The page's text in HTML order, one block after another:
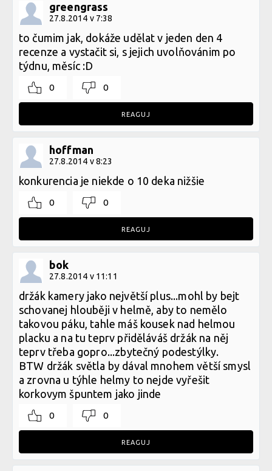
greengrass
27.8.2014 v 7:38
to čumim jak, dokáže udělat v jeden den 4
recenze a vystačit si, s jejich uvolňovánim po
týdnu, měsíc :D
0 0
REAGUJ
hoffman
27.8.2014 v 8:23
konkurencia je niekde o 10 deka nižšie
0 0
REAGUJ
bok
27.8.2014 v 11:11
držák kamery jako největší plus...mohl by bejt
schovanej hlouběji v helmě, aby to nemělo
takovou páku, tahle máš kousek nad helmou
placku a na tu teprv přiděláváš držák na něj
teprv třeba gopro...zbytečný podestýlky.
BTW držák světla by dával mnohem větší smysl
a zrovna u týhle helmy to nejde vyřešit
korkovym špuntem jako jinde
0 0
REAGUJ